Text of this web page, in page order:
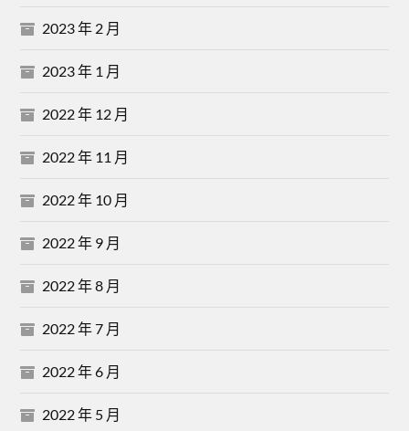
2023 年 2 月
2023 年 1 月
2022 年 12 月
2022 年 11 月
2022 年 10 月
2022 年 9 月
2022 年 8 月
2022 年 7 月
2022 年 6 月
2022 年 5 月